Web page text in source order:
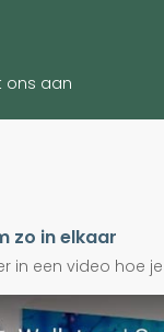
ons aan
zo in elkaar
in een video hoe